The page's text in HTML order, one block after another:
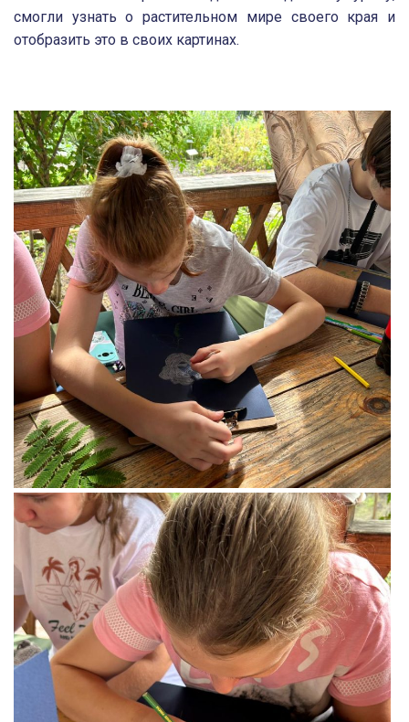
смогли узнать о растительном мире своего края и
отобразить это в своих картинах.